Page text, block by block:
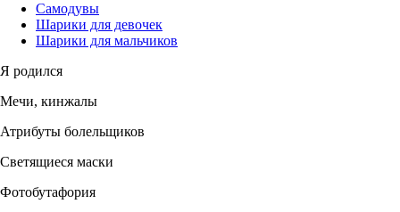
Самодувы
Шарики для девочек
Шарики для мальчиков
Я родился
Мечи, кинжалы
Атрибуты болельщиков
Светящиеся маски
Фотобутафория